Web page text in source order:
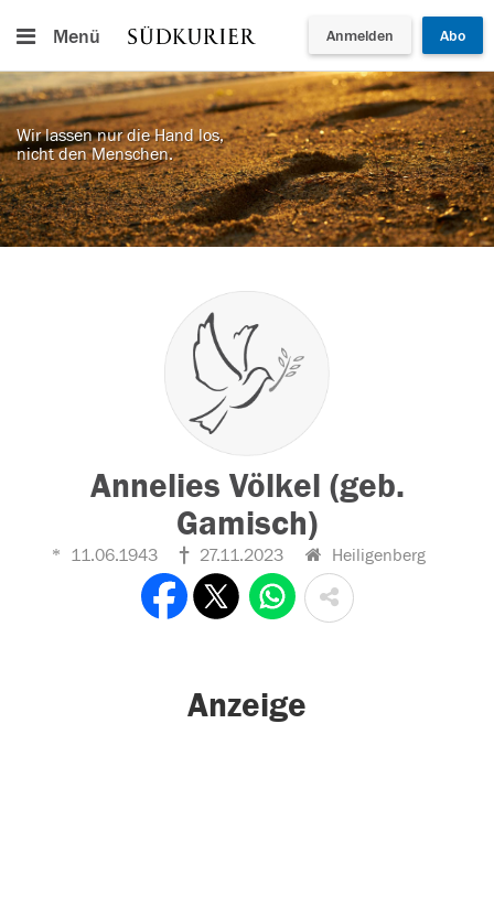
Menü Anmelden Abo
Wir lassen nur die Hand los,
nicht den Menschen.
Annelies Völkel (geb.
Gamisch)
11.06.1943 27.11.2023 Heiligenberg
Anzeige